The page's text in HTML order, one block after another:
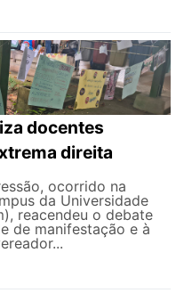
docentes
direita
ocorrido na
da Universidade
reacendeu o debate
de manifestação e à